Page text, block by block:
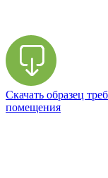
Скачать образец
помещения